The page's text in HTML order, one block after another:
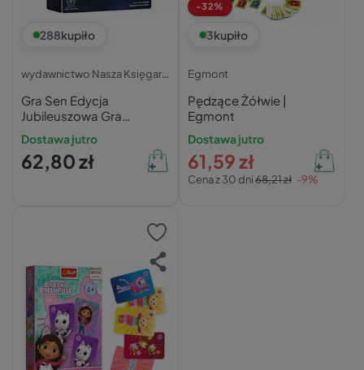
288kupiło
wydawnictwo Nasza Księgarnia
Gra Sen Edycja
Jubileuszowa Gra
Karciana Tworzenie Snów
8+ Nasza Księgarnia
Dostawa jutro
62,80 zł
-32%
3kupiło
Egmont
Pędzące Żółwie |
Egmont
Dostawa jutro
Cena z 30 dni68,21 zł -9%
61,59 zł